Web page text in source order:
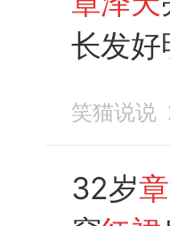
长发好
笑猫说说
32岁